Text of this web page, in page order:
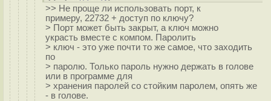
>> Не проще ли использовать порт, к
примеру, 22732 + доступ по ключу?
> Порт может быть закрыт, а ключ можно
украсть вместе с компом. Паролить
> ключ - это уже почти то же самое, что заходить
по
> паролю. Только пароль нужно держать в голове
или в программе для
> хранения паролей со стойким паролем, опять же
- в голове.